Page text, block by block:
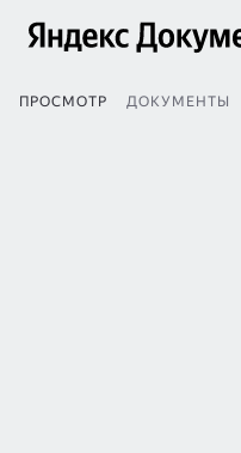
ПРОСМОТР ДОКУМЕНТЫ